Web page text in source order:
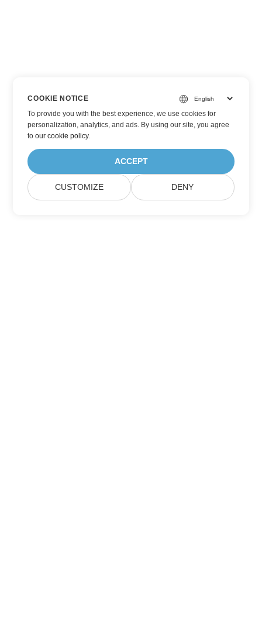
COOKIE NOTICE
To provide you with the best experience, we use cookies for
personalization, analytics, and ads. By using our site, you agree
toour cookie policy.
ACCEPT
CUSTOMIZE DENY